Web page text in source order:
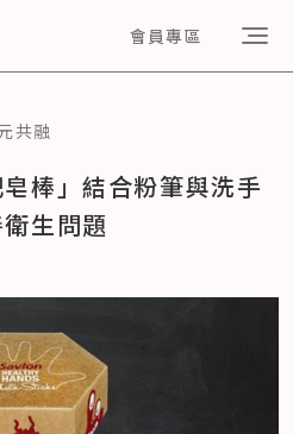
會員專區
共融
棒」結合粉筆與洗手
生問題